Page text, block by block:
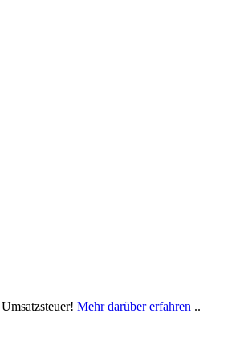
Mehr darüber erfahren ..